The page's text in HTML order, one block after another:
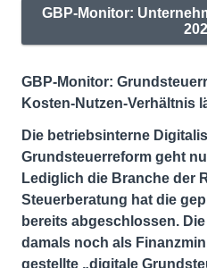
GBP-Monitor:
GBP-Monitor:
Kosten-Nutzen-Verhältnis
Die betriebsinterne
Grundsteuerreform geht
Lediglich die Branche der
Steuerberatung hat die
bereits abgeschlossen.
damals noch als
gestellte „digitale